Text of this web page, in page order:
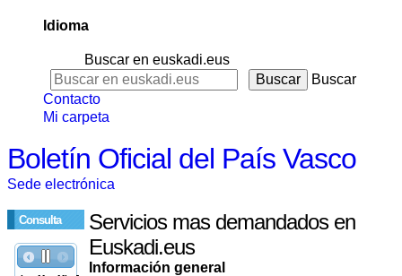
Idioma
Buscar en euskadi.eus
Buscar
Contacto
Mi carpeta
Boletín Oficial del País Vasco
Sede electrónica
Consulta
Servicios mas demandados en
Euskadi.eus
Información general